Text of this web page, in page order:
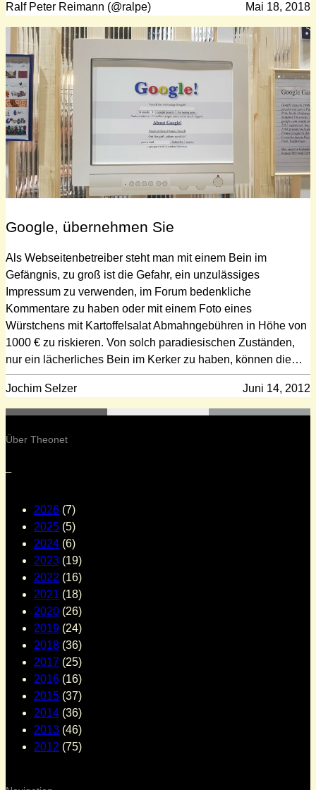
Ralf Peter Reimann (@ralpe) Mai 18, 2018
Google, übernehmen Sie
Als Webseitenbetreiber steht man mit einem Bein im
Gefängnis, zu groß ist die Gefahr, ein unzulässiges
Impressum zu verwenden, im Forum bedenkliche
Kommentare zu haben oder mit einem Foto eines
Würstchens mit Kartoffelsalat Abmahngebühren in Höhe von
1000 € zu riskieren. Von solch paradiesischen Zuständen,
nur ein lächerliches Bein im Kerker zu haben, können die…
Jochim Selzer Juni 14, 2012
Über Theonet
–
2026 (7)
2025 (5)
2024 (6)
2023 (19)
2022 (16)
2021 (18)
2020 (26)
2019 (24)
2018 (36)
2017 (25)
2016 (16)
2015 (37)
2014 (36)
2013 (46)
2012 (75)